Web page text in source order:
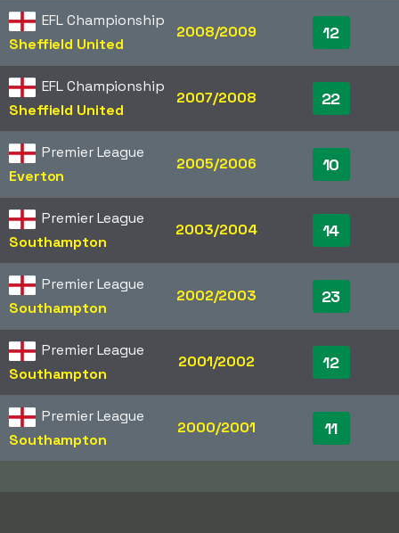
EFL Championship
Sheffield United
2008/2009 12
EFL Championship
Sheffield United
2007/2008 22
Premier League
Everton
2005/2006 10
Premier League
Southampton
2003/2004 14
Premier League
Southampton
2002/2003 23
Premier League
Southampton
2001/2002 12
Premier League
Southampton
2000/2001 11